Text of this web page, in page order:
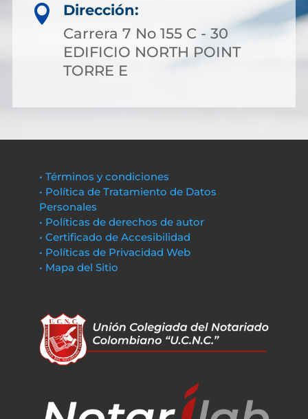

Dirección:
Carrera 7 No 155 C - 30
EDIFICIO NORTH POINT
TORRE E
• Términos y condiciones
• Política de Tratamiento de Datos
Personales
• Políticas de derechos de autor
• Certificado de Accesibilidad
• Políticas de Privacidad Web
• Mapa del Sitio